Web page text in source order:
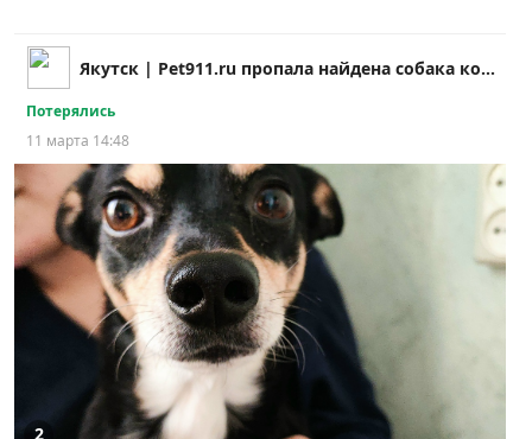
Якутск | Pet911.ru пропала найдена собака кошка
Потерялись
11 марта 14:48
2